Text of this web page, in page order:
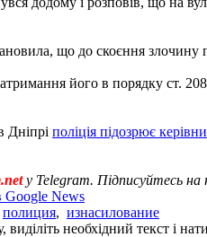
що до скоєння
його в порядку ст.
Дніпрі поліція підозрює
у Telegram. Підписуйтесь на
Google News
полиция, изнасилование
необхідний текст і